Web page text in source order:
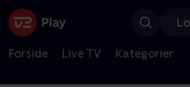
Forside Live TV Kategorier